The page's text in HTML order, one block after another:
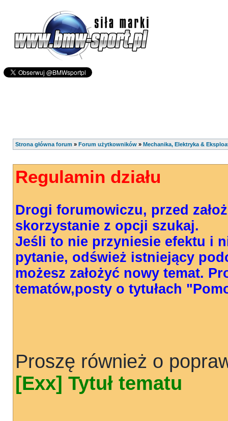
Strona główna forum » Forum użytkowników » Mechanika, Elektryka &
Regulamin działu
Drogi forumowiczu, przed
skorzystanie z opcji szukaj.
Jeśli to nie przyniesie efektu i
pytanie, odśwież istniejący
możesz założyć nowy temat.
tematów,posty o tytułach
Proszę również o
[Exx] Tytuł tematu